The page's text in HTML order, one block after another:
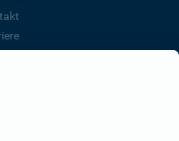
BarmeniaGothaer